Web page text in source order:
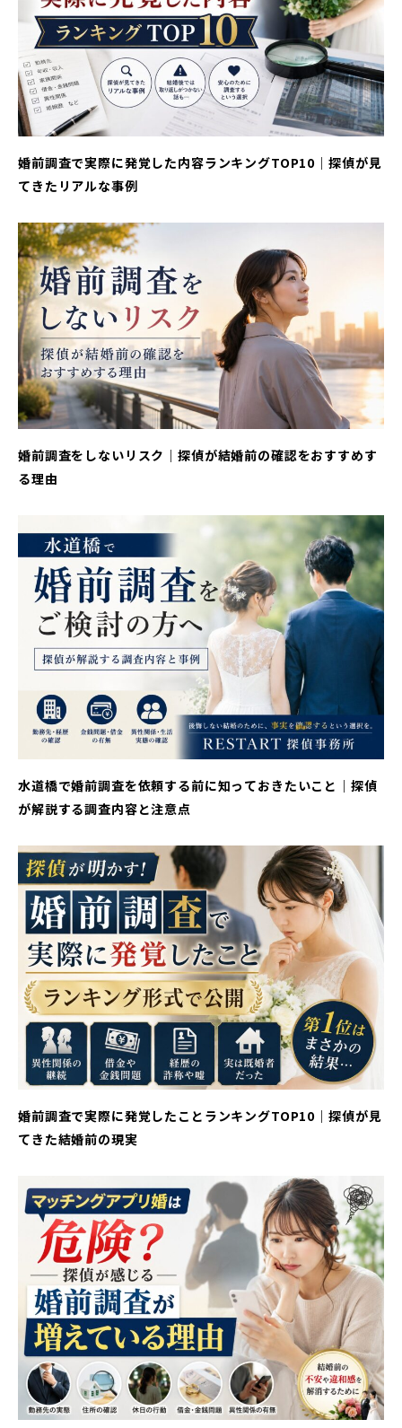
婚前調査で実際に発覚した内容ランキングTOP10｜探偵が見
てきたリアルな事例
婚前調査をしないリスク｜探偵が結婚前の確認をおすすめす
る理由
水道橋で婚前調査を依頼する前に知っておきたいこと｜探偵
が解説する調査内容と注意点
婚前調査で実際に発覚したことランキングTOP10｜探偵が見
てきた結婚前の現実